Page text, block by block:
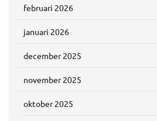
februari 2026
januari 2026
december 2025
november 2025
oktober 2025